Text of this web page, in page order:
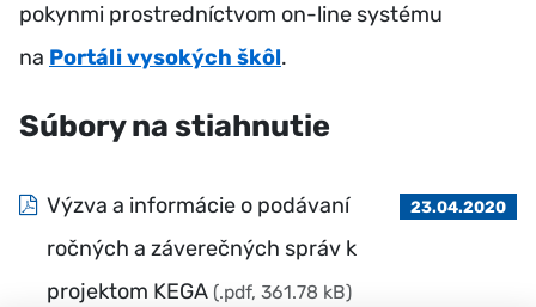
pokynmi prostredníctvom on-line systému
na Portáli vysokých škôl.
Súbory na stiahnutie
Výzva a informácie o podávaní
ročných a záverečných správ k
projektom KEGA (.pdf, 361.78 kB)
23.04.2020